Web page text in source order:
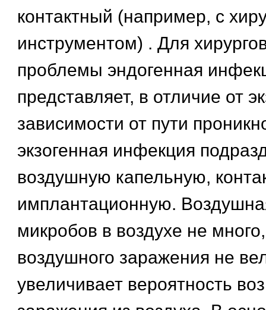
контактный (например, с
инструментом) . Для
проблемы эндогенная
представляет, в отличие от
зависимости от пути
экзогенная инфекция
воздушную капельную,
имплантационную.
микробов в воздухе не
воздушного заражения не
увеличивает вероятность